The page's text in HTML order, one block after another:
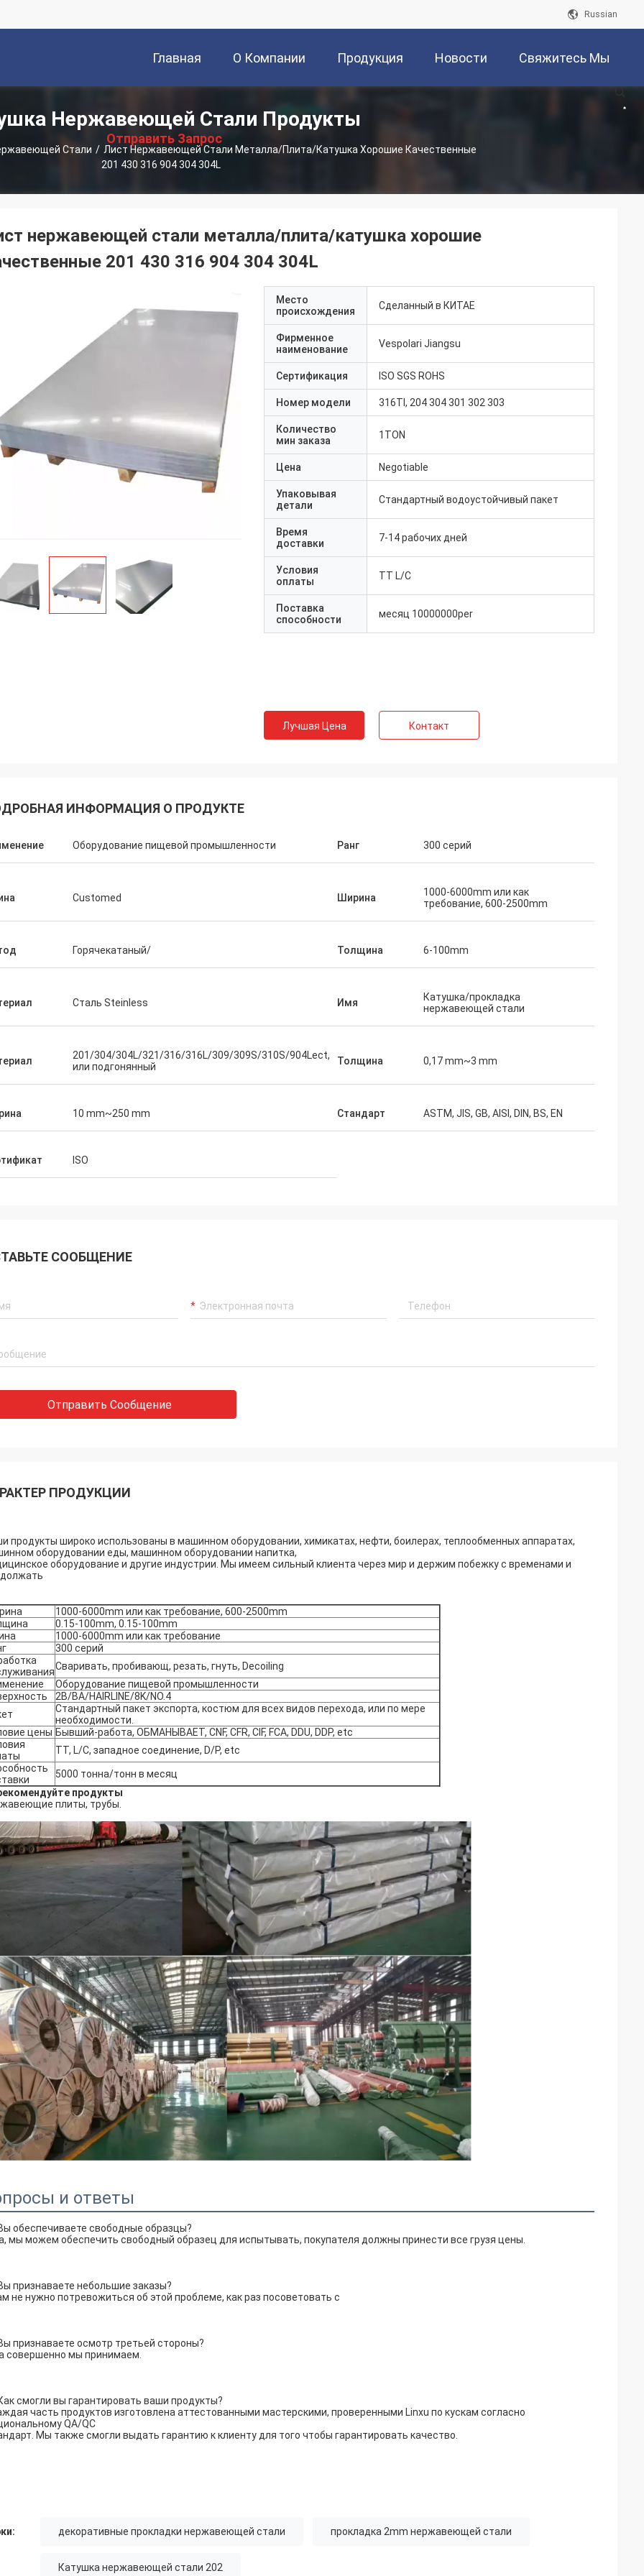
Russian
Главная
Страница
О Компании Продукция Новости Свяжитесь Мы
述
Отправить Запрос
Нержавеющей Стали Продукты
Стали / Лист Нержавеющей Стали Металла/плита/катушка Хорошие Качественные
201 430 316 904 304 304L
нержавеющей стали металла/плита/катушка хорошие
201 430 316 904 304 304L
Место
происхождения
Сделанный в КИТАЕ
Фирменное
наименование
Vespolari Jiangsu
Сертификация ISO SGS ROHS
Номер модели 316TI, 204 304 301 302 303
Количество
мин заказа
1TON
Цена Negotiable
Упаковывая
детали
Стандартный водоустойчивый пакет
Время
доставки
7-14 рабочих дней
Условия
оплаты
TT L/C
Поставка
способности
месяц 10000000per
Лучшая Цена Контакт
ИНФОРМАЦИЯ О ПРОДУКТЕ
Оборудование пищевой промышленности Ранг 300 серий
Customed Ширина
1000-6000mm или как
требование, 600-2500mm
Горячекатаный/ Толщина 6-100mm
Сталь Steinless Имя
Катушка/прокладка
нержавеющей стали
201/304/304L/321/316/316L/309/309S/310S/904Lect,
или подгонянный
Толщина 0,17 mm~3 mm
10 mm~250 mm Стандарт ASTM, JIS, GB, AISI, DIN, BS, EN
ISO
СООБЩЕНИЕ
Отправить Сообщение
ПРОДУКЦИИ
продукты широко использованы в машинном оборудовании, химикатах, нефти, боилерах, теплообменных аппаратах,
оборудовании еды, машинном оборудовании напитка,
оборудование и другие индустрии. Мы имеем сильный клиента через мир и держим побежку с временами и
1000-6000mm или как требование, 600-2500mm
0.15-100mm, 0.15-100mm
1000-6000mm или как требование
300 серий
Сваривать, пробивающ, резать, гнуть, Decoiling
Оборудование пищевой промышленности
2B/BA/HAIRLINE/8K/NO.4
Стандартный пакет экспорта, костюм для всех видов перехода, или по мере
необходимости.
цены Бывший-работа, ОБМАНЫВАЕТ, CNF, CFR, CIF, FCA, DDU, DDP, etc
TT, L/C, западное соединение, D/P, etc
5000 тонна/тонн в месяц
продукты
плиты, трубы.
и ответы
обеспечиваете свободные образцы?
мы можем обеспечить свободный образец для испытывать, покупателя должны принести все грузя цены.
признаваете небольшие заказы?
не нужно потревожиться об этой проблеме, как раз посоветовать с
признаваете осмотр третьей стороны?
совершенно мы принимаем.
смогли вы гарантировать ваши продукты?
часть продуктов изготовлена аттестованными мастерскими, проверенными Linxu по кускам согласно
QA/QC
Мы также смогли выдать гарантию к клиенту для того чтобы гарантировать качество.
декоративные прокладки нержавеющей стали прокладка 2mm нержавеющей стали
Катушка нержавеющей стали 202